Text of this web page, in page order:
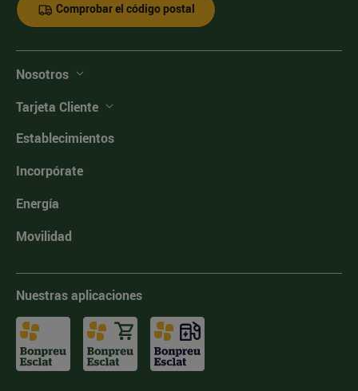
Comprobar el código postal
Nosotros
Tarjeta Cliente
Establecimientos
Incorpórate
Energía
Movilidad
Nuestras aplicaciones